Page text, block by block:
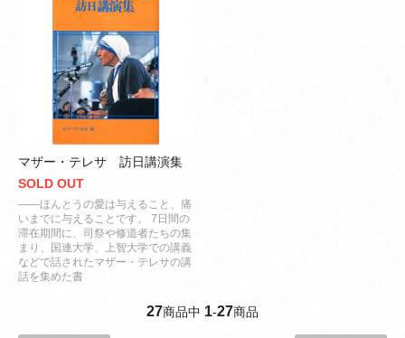
マザー・テレサ 訪日講演集
SOLD OUT
――ほんとうの愛は与えること、痛
いまでに与えることです。 7日間の
滞在期間に、司祭や修道者たちの集
まり、国連大学、上智大学での講義
などで話されたマザー・テレサの講
話を集めた書
27商品中 1-27商品